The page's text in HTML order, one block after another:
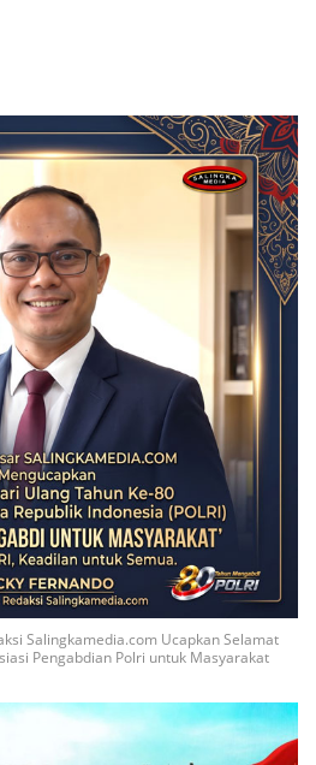
Salingkamedia.com Ucapkan Selamat
Pengabdian Polri untuk Masyarakat